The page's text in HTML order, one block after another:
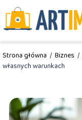
Strona główna / Biznes /
własnych warunkach